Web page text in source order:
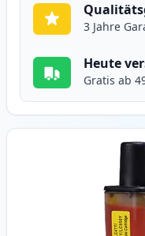
3 Jahre
Heute
Gratis ab